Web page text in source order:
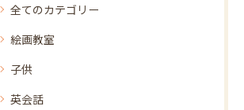
全てのカテゴリー
絵画教室
子供
英会話